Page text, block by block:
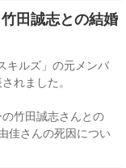
田誠志との結婚
キルズ」の元メンバ
れました。
竹田誠志さんとの
佳さんの死因につい